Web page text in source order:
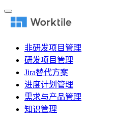
非研发项目管理
研发项目管理
Jira替代方案
进度计划管理
需求与产品管理
知识管理